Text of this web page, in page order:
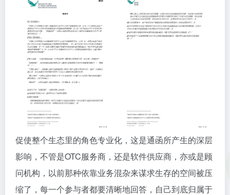
促使整个生态里的角色专业化，这是通函所产生的深层
影响，不管是OTC服务商，还是软件供应商，亦或是顾
问机构，以前那种依靠业务混杂来谋求生存的空间被压
缩了，每一个参与者都要清晰地回答，自己到底归属于